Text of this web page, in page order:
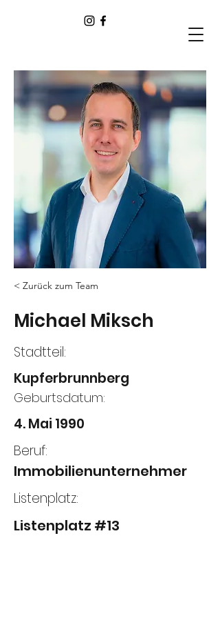
< Zurück zum Team
Michael Miksch
Stadtteil:
Kupferbrunnberg
Geburtsdatum:
4. Mai 1990
Beruf:
Immobilienunternehmer
Listenplatz:
Listenplatz #13